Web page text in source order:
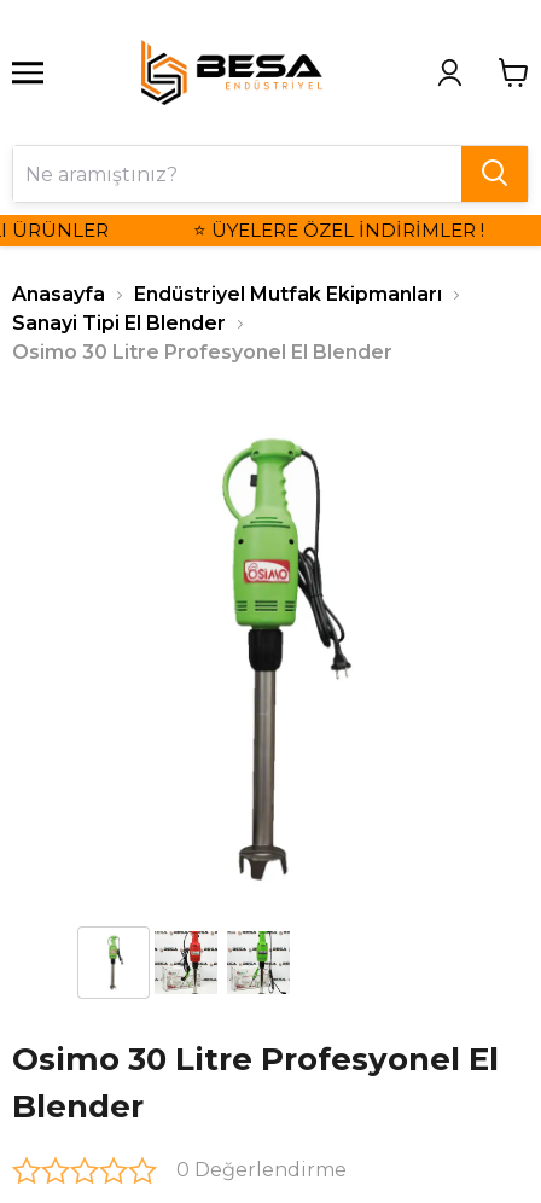
⭐ ÜYELERE ÖZEL İNDİRİMLER !
Anasayfa
Endüstriyel Mutfak Ekipmanları
Sanayi Tipi El Blender
Osimo 30 Litre Profesyonel El Blender
Osimo 30 Litre Profesyonel El
Blender
0 Değerlendirme